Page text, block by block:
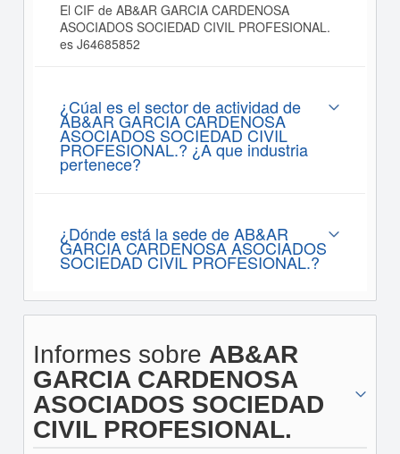
El CIF de AB&AR GARCIA CARDENOSA
ASOCIADOS SOCIEDAD CIVIL PROFESIONAL.
es J64685852
¿Cúal es el sector de actividad de
AB&AR GARCIA CARDENOSA
ASOCIADOS SOCIEDAD CIVIL
PROFESIONAL.? ¿A que industria
pertenece?
¿Dónde está la sede de AB&AR
GARCIA CARDENOSA ASOCIADOS
SOCIEDAD CIVIL PROFESIONAL.?
Informes sobre AB&AR
GARCIA CARDENOSA
ASOCIADOS SOCIEDAD
CIVIL PROFESIONAL.